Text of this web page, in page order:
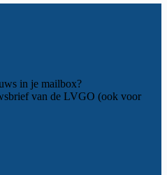
in je mailbox?
van de LVGO (ook voor